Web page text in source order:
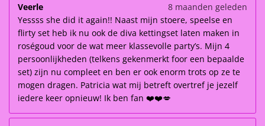
Veerle
8 maanden geleden
Yessss she did it again!! Naast mijn stoere, speelse en
flirty set heb ik nu ook de diva kettingset laten maken in
roségoud voor de wat meer klassevolle party’s. Mijn 4
persoonlijkheden (telkens gekenmerkt foor een bepaalde
set) zijn nu compleet en ben er ook enorm trots op ze te
mogen dragen. Patricia wat mij betreft overtref je jezelf
iedere keer opnieuw! Ik ben fan ❤️❤️💋